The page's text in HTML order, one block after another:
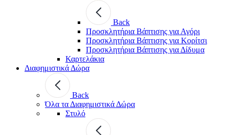
Back
Προσκλητήρια Βάπτισης για Αγόρι
Προσκλητήρια Βάπτισης για Κορίτσι
Προσκλητήρια Βάπτισης για Δίδυμα
Καρτελάκια
Διαφημιστικά Δώρα
Back
Όλα τα Διαφημιστικά Δώρα
Στυλό